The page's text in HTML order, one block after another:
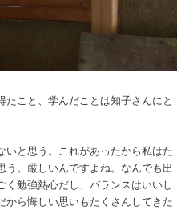
こと、学んだことは知子さんにと
いと思う。これがあったから私はた
う。厳しいんですよね。なんでも出
く勉強熱心だし、バランスはいいし
から悔しい思いもたくさんしてきた